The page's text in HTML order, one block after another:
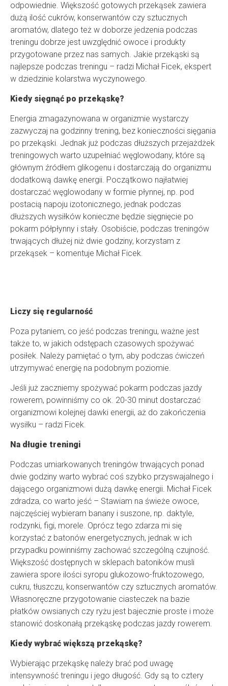
odpowiednie. Większość gotowych przekąsek zawiera
dużą ilość cukrów, konserwantów czy sztucznych
aromatów, dlatego też w doborze jedzenia podczas
treningu dobrze jest uwzględnić owoce i produkty
przygotowane przez nas samych. Jakie przekąski są
najlepsze podczas treningu – radzi Michał Ficek, ekspert
w dziedzinie kolarstwa wyczynowego.
Kiedy sięgnąć po przekąskę?
Energia zmagazynowana w organizmie wystarczy
zazwyczaj na godzinny trening, bez konieczności sięgania
po przekąski. Jednak już podczas dłuższych przejażdżek
treningowych warto uzupełniać węglowodany, które są
głównym źródłem glikogenu i dostarczają do organizmu
dodatkową dawkę energii. Początkowo najłatwiej
dostarczać węglowodany w formie płynnej, np. pod
postacią napoju izotonicznego, jednak podczas
dłuższych wysiłków konieczne będzie sięgnięcie po
pokarm półpłynny i stały. Osobiście, podczas treningów
trwających dłużej niż dwie godziny, korzystam z
przekąsek – komentuje Michał Ficek.
Liczy się regularność
Poza pytaniem, co jeść podczas treningu, ważne jest
także to, w jakich odstępach czasowych spożywać
posiłek. Należy pamiętać o tym, aby podczas ćwiczeń
utrzymywać energię na podobnym poziomie.
Jeśli już zaczniemy spożywać pokarm podczas jazdy
rowerem, powinniśmy co ok. 20-30 minut dostarczać
organizmowi kolejnej dawki energii, aż do zakończenia
wysiłku – radzi Ficek.
Na długie treningi
Podczas umiarkowanych treningów trwających ponad
dwie godziny warto wybrać coś szybko przyswajalnego i
dającego organizmowi dużą dawkę energii. Michał Ficek
zdradza, co warto jeść – Stawiam na świeże owoce,
najczęściej wybieram banany i suszone, np. daktyle,
rodzynki, figi, morele. Oprócz tego zdarza mi się
korzystać z batonów energetycznych, jednak w ich
przypadku powinniśmy zachować szczególną czujność.
Większość dostępnych w sklepach batoników musli
zawiera spore ilości syropu glukozowo-fruktozowego,
cukru, tłuszczu, konserwantów czy sztucznych aromatów.
Własnoręczne przygotowanie ciasteczek na bazie
płatków owsianych czy ryżu jest bajecznie proste i może
stanowić doskonałą przekąskę podczas jazdy rowerem.
Kiedy wybrać większą przekąskę?
Wybierając przekąskę należy brać pod uwagę
intensywność treningu i jego długość. Gdy są to cztery